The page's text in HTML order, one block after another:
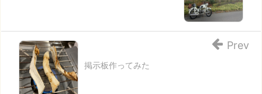
掲示板作ってみた
Prev